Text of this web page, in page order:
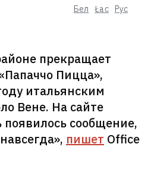
Бел Łac Рус
прекращает
Пицца»,
итальянским
Вене. На сайте
сообщение,
пишет Office
городе
за
рассказал об